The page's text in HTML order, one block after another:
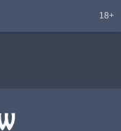
18+